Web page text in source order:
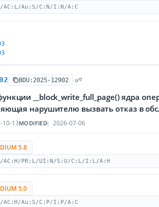
AC:L/Au:S/C:N/I:N/A:C
BDU:2025-12902
__block_write_full_page() ядра
нарушителю вызвать отказ в
10-13MODIFIED: 2026-07-06
5.8
AC:H/PR:L/UI:N/S:U/C:L/I:L/A:H
5.0
AC:H/Au:S/C:P/I:P/A:C